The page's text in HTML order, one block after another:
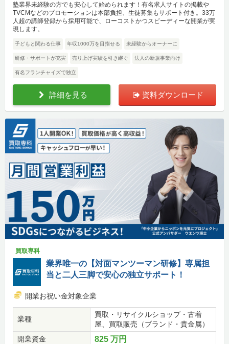
塾業界未経験の方でも安心して始められます！有名求人サイトの掲載や
TVCMなどのプロモーションは本部負担、生徒募集もサポート付き。33万
人超の講師登録から採用可能で、ローコストかつスピーディーな開業が実
現します。
子どもと関わる仕事 年収1000万を目指せる 未経験からオーナーに
研修・サポートが充実 売り上げ実績を引き継ぐ 法人の新規事業向け
有名フランチャイズで独立
詳細を見る 資料ダウンロード
買取専科
業界唯一の【対面マンツーマン研修】専属担
当と二人三脚で安心の独立サポート！
開業お祝い金対象企業
業種
買取・リサイクルショップ・古着
屋、買取販売（ブランド・貴金属）
開業資金
825 万円